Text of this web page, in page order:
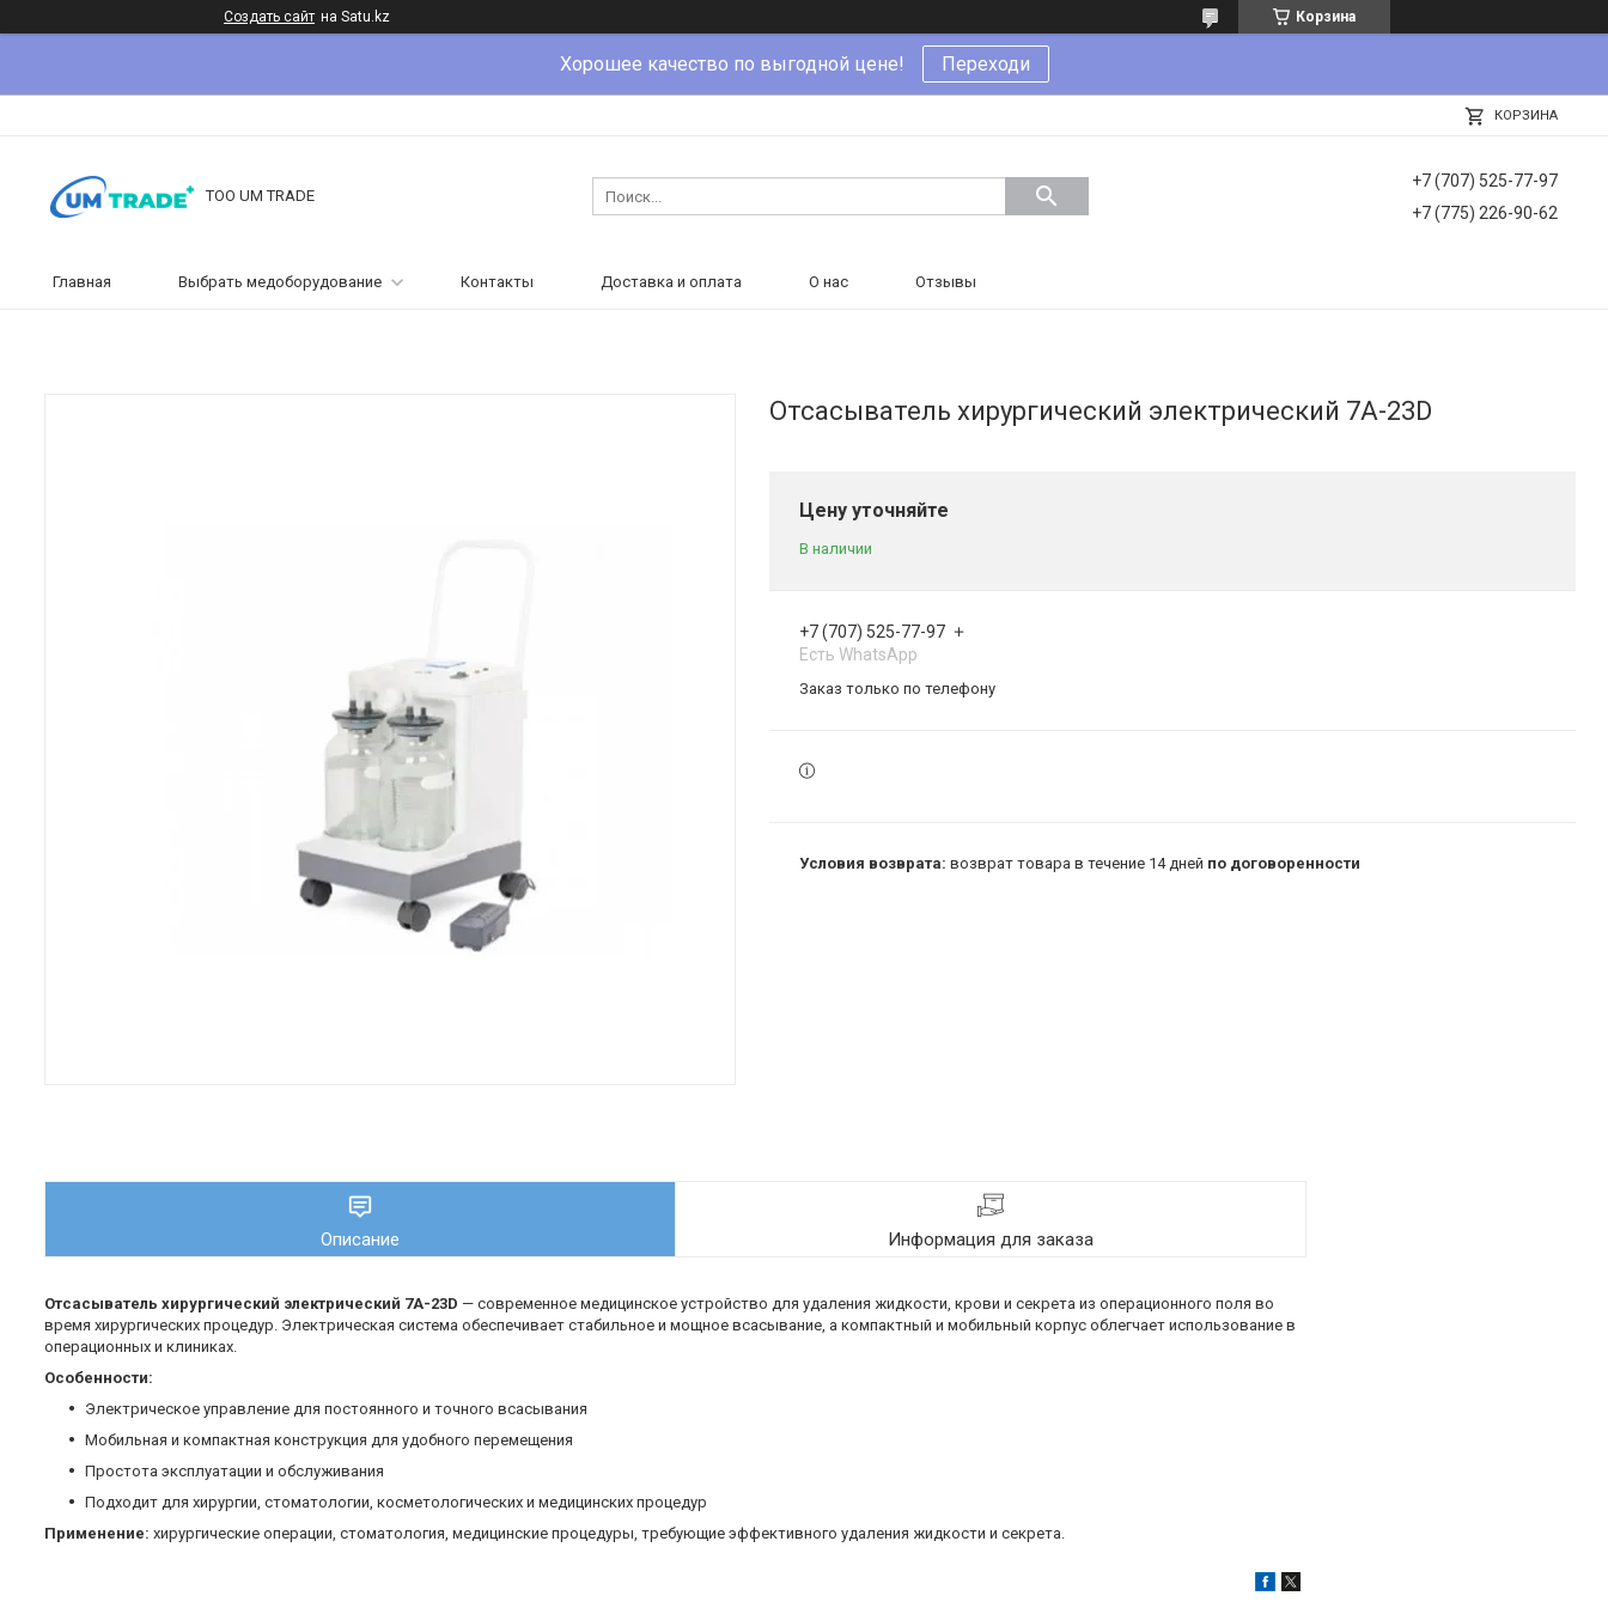
Создать сайт на Satu.kz Корзина
Хорошее качество по выгодной цене! Переходи
КОРЗИНА
ТОО UM TRADE
+7 (707) 525-77-97
+7 (775) 226-90-62
Главная Выбрать медоборудование Контакты Доставка и оплата О нас Отзывы
Отсасыватель хирургический электрический 7A-23D
Цену уточняйте
В наличии
+7 (707) 525-77-97
Есть WhatsApp
Заказ только по телефону
возврат товара в течение 14 дней по договоренности
Описание Информация для заказа
Отсасыватель хирургический электрический 7A-23D — современное медицинское устройство для удаления жидкости, крови и секрета из операционного поля во
время хирургических процедур. Электрическая система обеспечивает стабильное и мощное всасывание, а компактный и мобильный корпус облегчает использование в
операционных и клиниках.
Особенности:
Электрическое управление для постоянного и точного всасывания
Мобильная и компактная конструкция для удобного перемещения
Простота эксплуатации и обслуживания
Подходит для хирургии, стоматологии, косметологических и медицинских процедур
Применение: хирургические операции, стоматология, медицинские процедуры, требующие эффективного удаления жидкости и секрета.